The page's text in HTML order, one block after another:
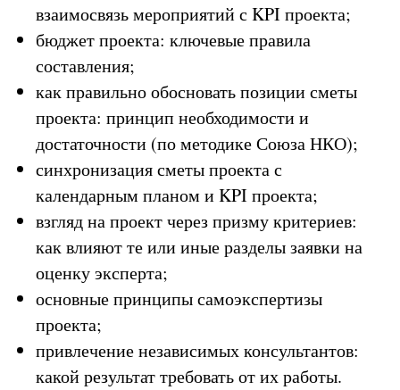
взаимосвязь мероприятий с KPI проекта;
бюджет проекта: ключевые правила
составления;
как правильно обосновать позиции сметы
проекта: принцип необходимости и
достаточности (по методике Союза НКО);
синхронизация сметы проекта с
календарным планом и KPI проекта;
взгляд на проект через призму критериев:
как влияют те или иные разделы заявки на
оценку эксперта;
основные принципы самоэкспертизы
проекта;
привлечение независимых консультантов:
какой результат требовать от их работы.